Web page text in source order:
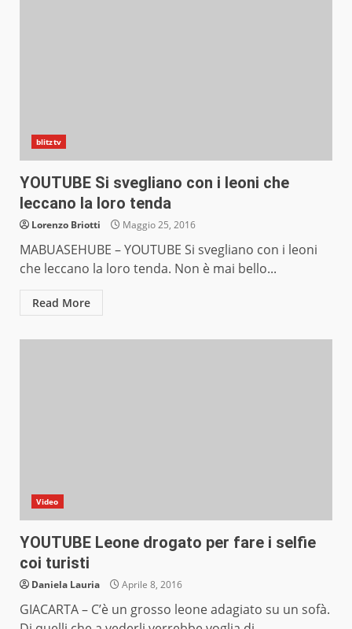
blitztv
YOUTUBE Si svegliano con i leoni che
leccano la loro tenda
Lorenzo Briotti Maggio 25, 2016
MABUASEHUBE – YOUTUBE Si svegliano con i leoni
che leccano la loro tenda. Non è mai bello...
Read More
Video
YOUTUBE Leone drogato per fare i selfie
coi turisti
Daniela Lauria Aprile 8, 2016
GIACARTA – C’è un grosso leone adagiato su un sofà.